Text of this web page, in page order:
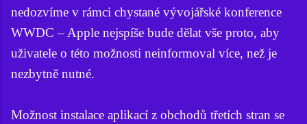
nedozvíme v rámci chystané vývojářské konference
WWDC – Apple nejspíše bude dělat vše proto, aby
uživatele o této možnosti neinformoval více, než je
nezbytně nutné.
Možnost instalace aplikací z obchodů třetích stran se